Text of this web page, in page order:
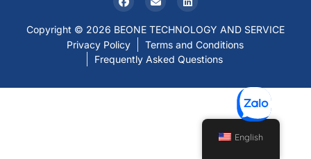
Copyright © 2026 BEONE TECHNOLOGY AND SERVICE
Privacy Policy
Terms and Conditions
Frequently Asked Questions
English